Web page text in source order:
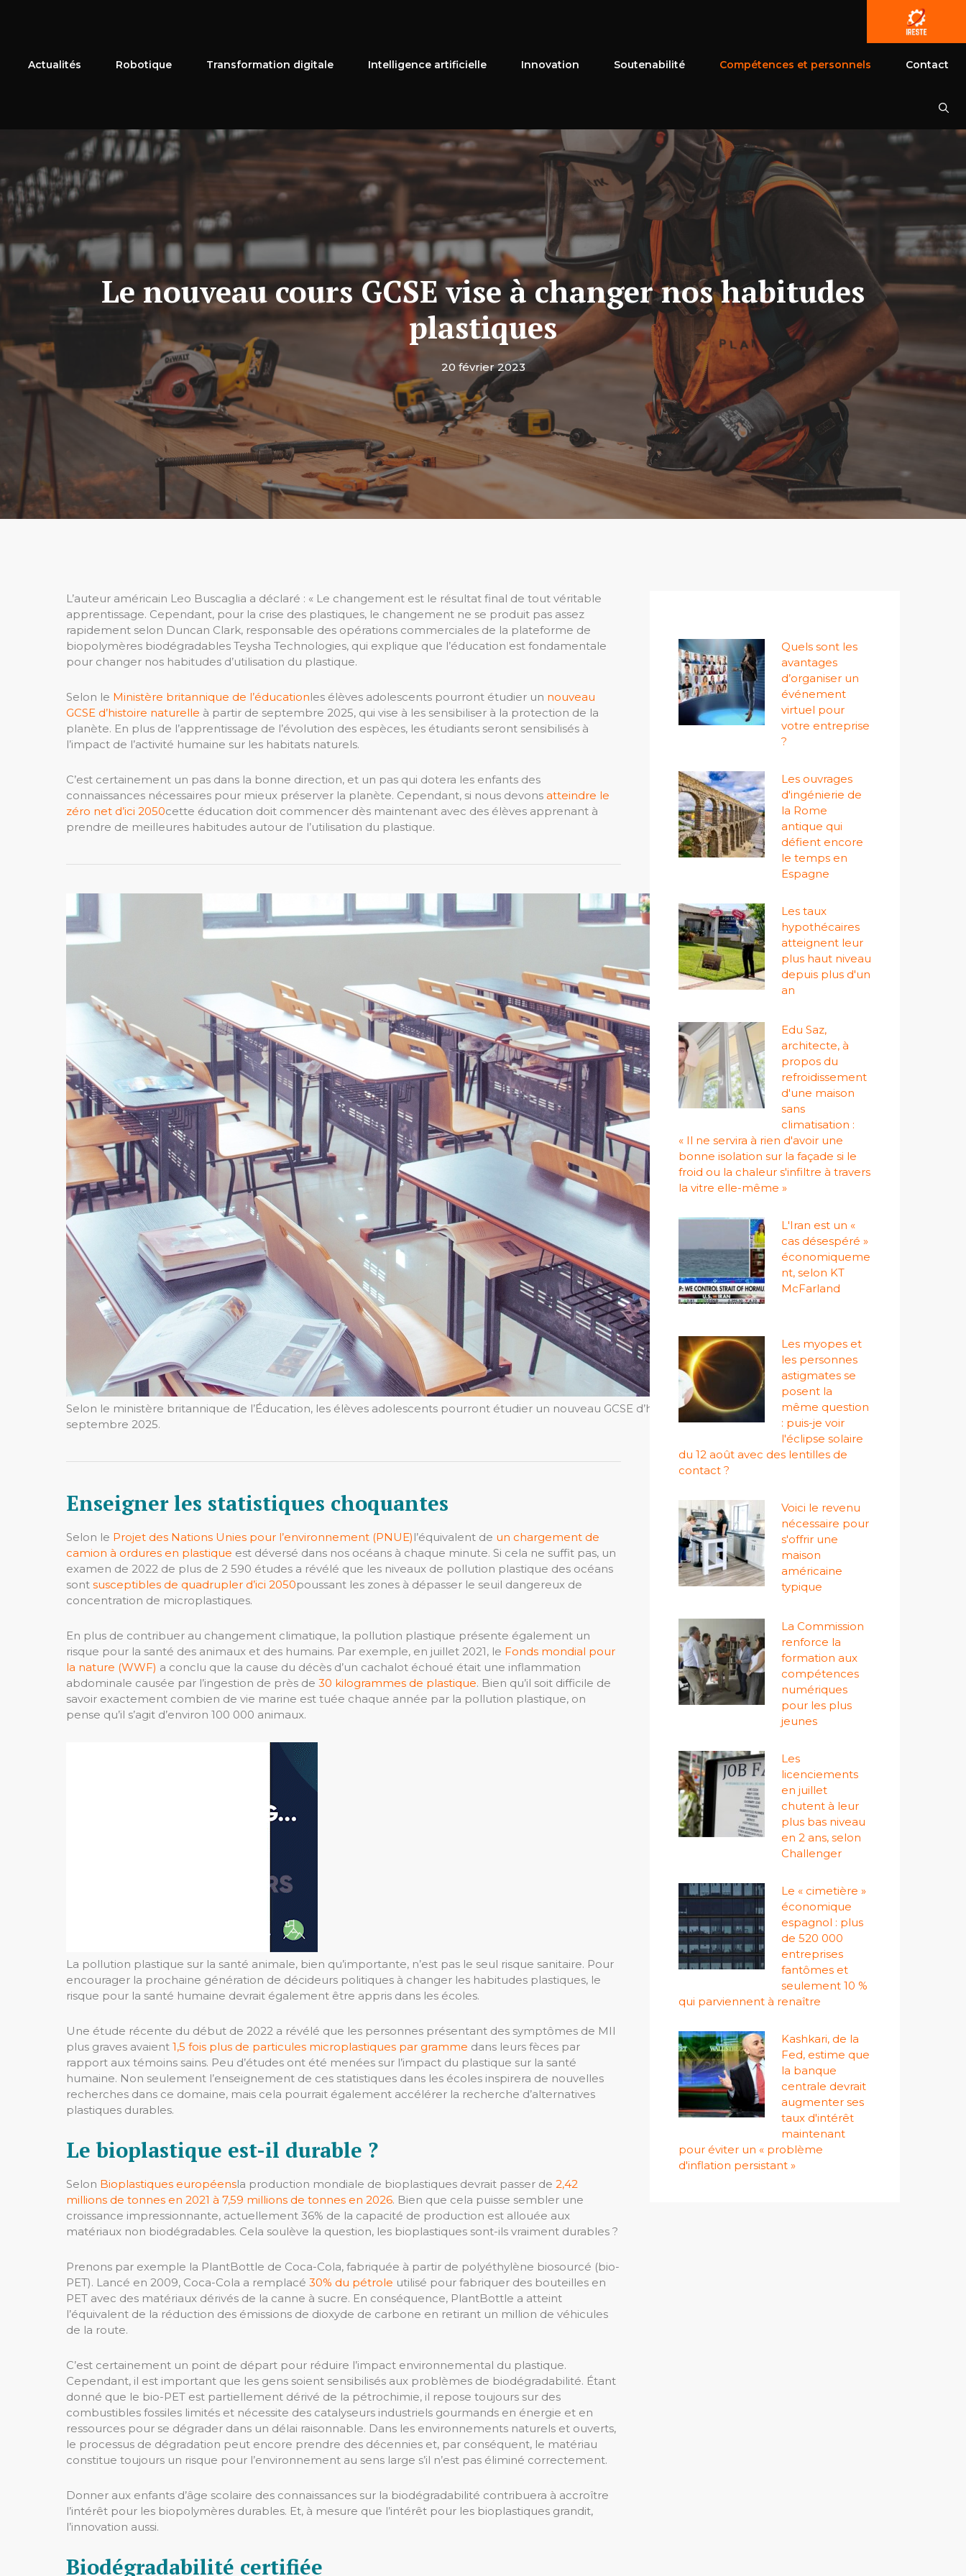
Actualités Robotique Transformation digitale Intelligence artificielle Innovation Soutenabilité Compétences et personnels Contact
Le nouveau cours GCSE vise à changer nos habitudes
plastiques
20 février 2023
L’auteur américain Leo Buscaglia a déclaré : « Le changement est le résultat final de tout véritable
apprentissage. Cependant, pour la crise des plastiques, le changement ne se produit pas assez
rapidement selon Duncan Clark, responsable des opérations commerciales de la plateforme de
biopolymères biodégradables Teysha Technologies, qui explique que l’éducation est fondamentale
pour changer nos habitudes d’utilisation du plastique.
Selon le Ministère britannique de l’éducationles élèves adolescents pourront étudier un nouveau
GCSE d’histoire naturelle à partir de septembre 2025, qui vise à les sensibiliser à la protection de la
planète. En plus de l’apprentissage de l’évolution des espèces, les étudiants seront sensibilisés à
l’impact de l’activité humaine sur les habitats naturels.
C’est certainement un pas dans la bonne direction, et un pas qui dotera les enfants des
connaissances nécessaires pour mieux préserver la planète. Cependant, si nous devons atteindre le
zéro net d’ici 2050cette éducation doit commencer dès maintenant avec des élèves apprenant à
prendre de meilleures habitudes autour de l’utilisation du plastique.
Selon le ministère britannique de l’Éducation, les élèves adolescents pourront étudier un nouveau GCSE d’histoire naturelle à partir de
septembre 2025.
Enseigner les statistiques choquantes
Selon le Projet des Nations Unies pour l’environnement (PNUE) l’équivalent de un chargement de
camion à ordures en plastique est déversé dans nos océans à chaque minute. Si cela ne suffit pas, un
examen de 2022 de plus de 2 590 études a révélé que les niveaux de pollution plastique des océans
sont susceptibles de quadrupler d’ici 2050poussant les zones à dépasser le seuil dangereux de
concentration de microplastiques.
En plus de contribuer au changement climatique, la pollution plastique présente également un
risque pour la santé des animaux et des humains. Par exemple, en juillet 2021, le Fonds mondial pour
la nature (WWF) a conclu que la cause du décès d’un cachalot échoué était une inflammation
abdominale causée par l’ingestion de près de 30 kilogrammes de plastique. Bien qu’il soit difficile de
savoir exactement combien de vie marine est tuée chaque année par la pollution plastique, on
pense qu’il s’agit d’environ 100 000 animaux.
La pollution plastique sur la santé animale, bien qu’importante, n’est pas le seul risque sanitaire. Pour
encourager la prochaine génération de décideurs politiques à changer les habitudes plastiques, le
risque pour la santé humaine devrait également être appris dans les écoles.
Une étude récente du début de 2022 a révélé que les personnes présentant des symptômes de MII
plus graves avaient 1,5 fois plus de particules microplastiques par gramme dans leurs fèces par
rapport aux témoins sains. Peu d’études ont été menées sur l’impact du plastique sur la santé
humaine. Non seulement l’enseignement de ces statistiques dans les écoles inspirera de nouvelles
recherches dans ce domaine, mais cela pourrait également accélérer la recherche d’alternatives
plastiques durables.
Le bioplastique est-il durable ?
Selon Bioplastiques européensla production mondiale de bioplastiques devrait passer de 2,42
millions de tonnes en 2021 à 7,59 millions de tonnes en 2026. Bien que cela puisse sembler une
croissance impressionnante, actuellement 36% de la capacité de production est allouée aux
matériaux non biodégradables. Cela soulève la question, les bioplastiques sont-ils vraiment durables ?
Prenons par exemple la PlantBottle de Coca-Cola, fabriquée à partir de polyéthylène biosourcé (bio-
PET). Lancé en 2009, Coca-Cola a remplacé 30% du pétrole utilisé pour fabriquer des bouteilles en
PET avec des matériaux dérivés de la canne à sucre. En conséquence, PlantBottle a atteint
l’équivalent de la réduction des émissions de dioxyde de carbone en retirant un million de véhicules
de la route.
C’est certainement un point de départ pour réduire l’impact environnemental du plastique.
Cependant, il est important que les gens soient sensibilisés aux problèmes de biodégradabilité. Étant
donné que le bio-PET est partiellement dérivé de la pétrochimie, il repose toujours sur des
combustibles fossiles limités et nécessite des catalyseurs industriels gourmands en énergie et en
ressources pour se dégrader dans un délai raisonnable. Dans les environnements naturels et ouverts,
le processus de dégradation peut encore prendre des décennies et, par conséquent, le matériau
constitue toujours un risque pour l’environnement au sens large s’il n’est pas éliminé correctement.
Donner aux enfants d’âge scolaire des connaissances sur la biodégradabilité contribuera à accroître
l’intérêt pour les biopolymères durables. Et, à mesure que l’intérêt pour les bioplastiques grandit,
l’innovation aussi.
Biodégradabilité certifiée
Quels sont les
avantages
d’organiser un
événement
virtuel pour
votre entreprise
?
Les ouvrages
d'ingénierie de
la Rome
antique qui
défient encore
le temps en
Espagne
Les taux
hypothécaires
atteignent leur
plus haut niveau
depuis plus d'un
an
Edu Saz,
architecte, à
propos du
refroidissement
d'une maison
sans
climatisation :
« Il ne servira à rien d'avoir une
bonne isolation sur la façade si le
froid ou la chaleur s'infiltre à travers
la vitre elle-même »
L'Iran est un «
cas désespéré »
économiqueme
nt, selon KT
McFarland
Les myopes et
les personnes
astigmates se
posent la
même question
: puis-je voir
l'éclipse solaire
du 12 août avec des lentilles de
contact ?
Voici le revenu
nécessaire pour
s'offrir une
maison
américaine
typique
La Commission
renforce la
formation aux
compétences
numériques
pour les plus
jeunes
Les
licenciements
en juillet
chutent à leur
plus bas niveau
en 2 ans, selon
Challenger
Le « cimetière »
économique
espagnol : plus
de 520 000
entreprises
fantômes et
seulement 10 %
qui parviennent à renaître
Kashkari, de la
Fed, estime que
la banque
centrale devrait
augmenter ses
taux d'intérêt
maintenant
pour éviter un « problème
d'inflation persistant »